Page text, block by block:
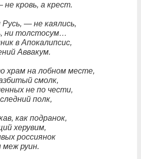
не кровь, а крест.
Русь, — не каялись,
ни толстосум…
в Апокалипсис,
Аввакум.
храм на лобном месте,
смолк,
не по чести,
полк,
как подранок,
херувим,
россиянок
меж руин.